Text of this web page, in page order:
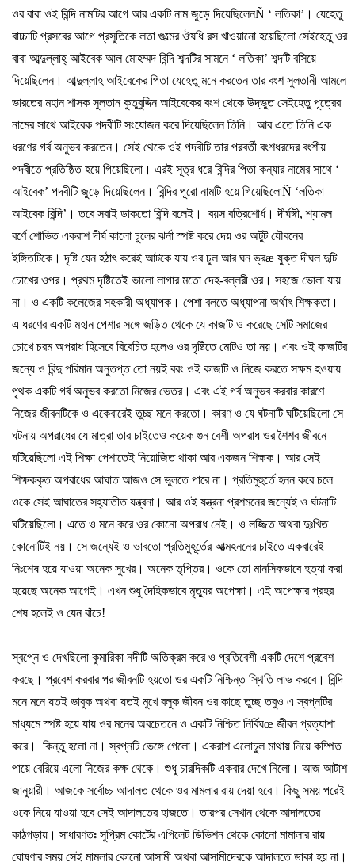
ওর বাবা ওই বিন্দি নামটির আগে আর একটি নাম জুড়ে দিয়েছিলেনÑ ‘ লতিকা’ । যেহেতু
বাচ্চাটি প্রসবের আগে প্রসুতিকে লতা গুল্মের ঔষধি রস খাওয়ানো হয়েছিলো সেইহেতু ওর
বাবা আব্দুল্লাহ্ আইবেক আল মোহম্মদ বিন্দি শব্দটির সামনে‘ লতিকা’ শব্দটি বসিয়ে
দিয়েছিলেন। আব্দুল্লাহ আইবেকের পিতা যেহেতু মনে করতেন তার বংশ সুলতানী আমলে
ভারতের মহান শাসক সুলতান কুতুবুদ্দিন আইবেকের বংশ থেকে উদ্ভুত সেইহেতু পূত্রের
নামের সাথে আইবেক পদবীটি সংযোজন করে দিয়েছিলেন তিনি। আর এতে তিনি এক
ধরণের গর্ব অনুভব করতেন। সেই থেকে ওই পদবীটি তার পরবর্তী বংশধরদের বংশীয়
পদবীতে প্রতিষ্ঠিত হয়ে গিয়েছিলো। এরই সূত্র ধরে বিন্দির পিতা কন্যার নামের সাথে ‘
আইবেক’ পদবীটি জুড়ে দিয়েছিলেন। বিন্দির পূরো নামটি হয়ে গিয়েছিলোÑ ‘লতিকা
আইবেক বিন্দি’ । তবে সবাই ডাকতো বিন্দি বলেই। বয়স বত্রিশোর্ধ। দীর্ঘঙ্গী,শ্যামল
বর্ণে শোভিত একরাশ দীর্ঘ কালো চুলের ঝর্না স্পষ্ট করে দেয় ওর অটুট যৌবনের
ইঙ্গিতটিকে। দৃষ্টি যেন হঠাৎ করেই আটকে যায় ওর চুল আর ঘন ভ্রæ যুক্ত দীঘল দুটি
চোখের ওপর। প্রথম দৃষ্টিতেই ভালো লাগার মতো দেহ-বল্লরী ওর। সহজে ভোলা যায়
না। ও একটি কলেজের সহকারী অধ্যাপক। পেশা বলতে অধ্যাপনা অর্থাৎ শিক্ষকতা।
এ ধরণের একটি মহান পেশার সঙ্গে জড়িত থেকে যে কাজটি ও করেছে সেটি সমাজের
চোখে চরম অপরাধ হিসেবে বিবেচিত হলেও ওর দৃষ্টিতে মোটও তা নয়। এবং ওই কাজটির
জন্যে ও বিন্দু পরিমান অনুতপ্ত তো নয়ই বরং ওই কাজটি ও নিজে করতে সক্ষম হওয়ায়
পৃথক একটি গর্ব অনুভব করতো নিজের ভেতর। এবং এই গর্ব অনুভব করবার কারণে
নিজের জীবনটিকে ও একেবারেই তুচ্ছ মনে করতো। কারণ ও যে ঘটনাটি ঘটিয়েছিলো সে
ঘটনায় অপরাধের যে মাত্রা তার চাইতেও কয়েক গুন বেশী অপরাধ ওর শৈশব জীবনে
ঘটিয়েছিলো এই শিক্ষা পেশাতেই নিয়োজিত থাকা আর একজন শিক্ষক। আর সেই
শিক্ষককৃত অপরাধের আঘাত আজও সে ভুলতে পারে না। প্রতিমুহুর্তে হনন করে চলে
ওকে সেই আঘাতের সহ্যাতীত যন্ত্রনা। আর ওই যন্ত্রনা প্রশমনের জন্যেই ও ঘটনাটি
ঘটিয়েছিলো। এতে ও মনে করে ওর কোনো অপরাধ নেই। ও লজ্জিত অথবা দুঃখিত
কোনোটিই নয়। সে জন্যেই ও ভাবতো প্রতিমুহূর্তের আত্মহননের চাইতে একবারেই
নিঃশেষ হয়ে যাওয়া অনেক সুখের। অনেক তৃপ্তির। ওকে তো মানসিকভাবে হত্যা করা
হয়েছে অনেক আগেই। এখন শুধু দৈহিকভাবে মৃত্যুর অপেক্ষা। এই অপেক্ষার প্রহর
শেষ হলেই ও যেন বাঁচে!
স্বপ্নে ও দেখছিলো কুমারিকা নদীটি অতিক্রম করে ও প্রতিবেশী একটি দেশে প্রবেশ
করছে। প্রবেশ করবার পর জীবনটি হয়তো ওর একটি নিশ্চিন্ত স্থিতি লাভ করবে। বিন্দি
মনে মনে যতই ভাবুক অথবা যতই মুখে বলুক জীবন ওর কাছে তুচ্ছ তবুও এ স্বপ্নটির
মাধ্যমে স্পষ্ট হয়ে যায় ওর মনের অবচেতনে ও একটি নিশ্চিত নির্বিঘœ জীবন প্রত্যাশা
করে।
কিন্তু হলো না। স্বপ্নটি ভেঙ্গে গেলো। একরাশ এলোচুল মাথায় নিয়ে কম্পিত
পায়ে বেরিয়ে এলো নিজের কক্ষ থেকে। শুধু চারদিকটি একবার দেখে নিলো। আজ আটাশ
জানুয়ারী। আজকে সর্বোচ্চ আদালত থেকে ওর মামলার রায় দেয়া হবে। কিছু সময় পরেই
ওকে নিয়ে যাওয়া হবে সেই আদালতের হাজতে। তারপর সেখান থেকে আদালতের
কাঠগড়ায়। সাধারণতঃ সুপ্রিম কোর্টের এপিলেট ডিভিশন থেকে কোনো মামালার রায়
ঘোষণার সময় সেই মামলার কোনো আসামী অথবা আসামীদেরকে আদালতে ডাকা হয় না।